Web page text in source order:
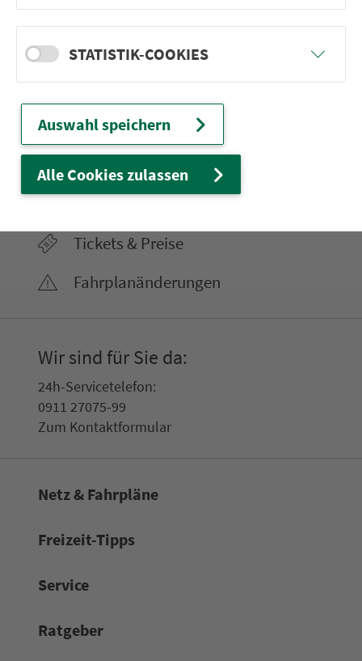
Ver­kehrs­ver­bund Groß­raum
Nürn­berg
22.000 Qua­drat­ki­lo­me­ter. 130 Ver­kehrs­un­
Ver­bin­dungen
Tickets & Preise
Fahr­plan­ände­rungen
Wir sind für Sie da:
24h-Ser­vice­te­le­fon:
0911 27075-99
Zum Kon­taktformular
Netz & Fahrpläne
Frei­zeit-Tipps
Service
Rat­ge­ber
STATISTIK-COOKIES
Auswahl speichern
Alle Cookies zulassen